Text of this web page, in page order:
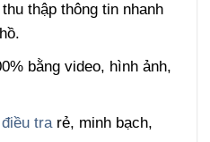
thập thông tin nhanh
bằng video, hình ảnh,
trarẻ, minh bạch,